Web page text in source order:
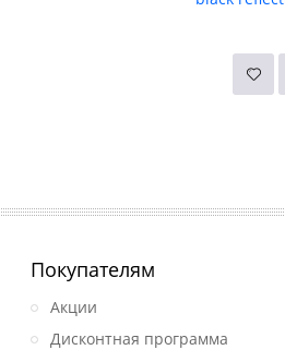
Покупателям
Акции
Дисконтная программа